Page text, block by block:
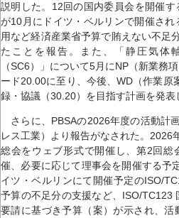
説明した。12回の国内委員会を開催
が10月にドイツ・ベルリンで開催さ
用など経済産業省予算で賄えない不足
たことを報告。また、「静圧気体
（SC6）」について5月にNP（新業務
ード20.00に至り、今後、WD（作業原
録・協議（30.20）を目指す計画を発表
さらに、PBSAの2026年度の活動計
レス工業）より報告がなされた。2026
総会をウェブ形式で開催し、第2回総
催、必要に応じて理事会を開催する予
イツ・ベルリンにて開催予定のISO/
予算の不足分の支援など、ISO/TC123
要請に基づき予算（案）が示され、